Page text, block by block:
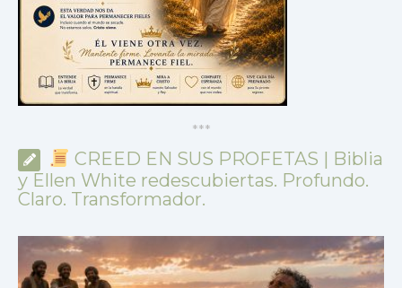
***
CREED EN SUS PROFETAS | Biblia
y Ellen White redescubiertas. Profundo.
Claro. Transformador.